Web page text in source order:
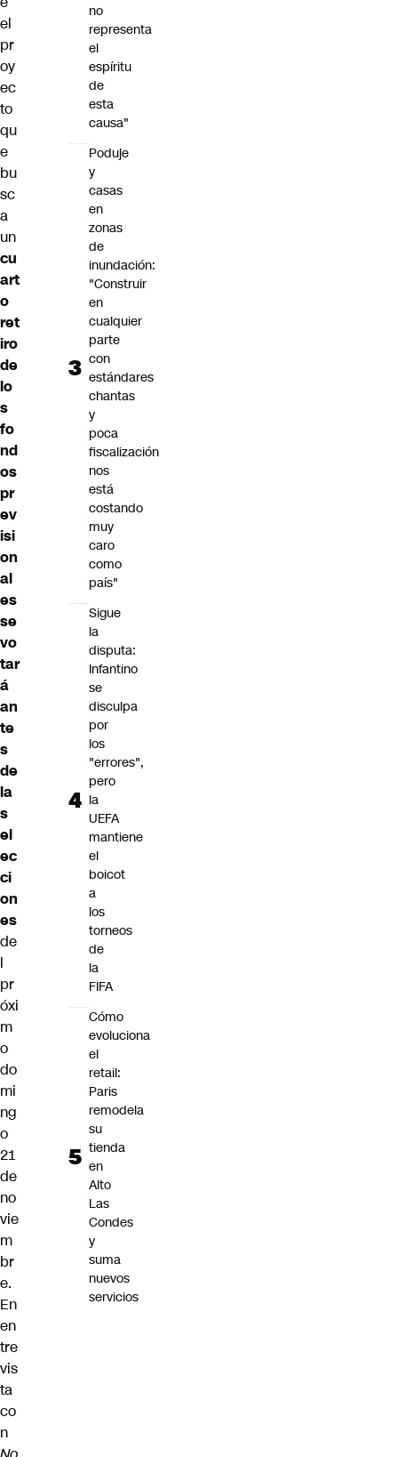
el
pr
oy
ec
to
qu
e
bu
sc
a
un
cu
art
o
ret
iro
de
lo
s
fo
nd
os
pr
ev
isi
on
al
es
se
vo
tar
á
an
te
s
de
la
s
el
ec
ci
on
es
de
l
pr
óxi
m
o
do
mi
ng
o
21
de
no
vie
m
br
e.
En
en
tre
vis
ta
co
n
no
representa
el
espíritu
de
esta
causa"
Poduje
y
casas
en
zonas
de
inundación:
"Construir
en
cualquier
parte
con
estándares
chantas
y
poca
fiscalización
nos
está
costando
muy
caro
como
país"
Sigue
la
disputa:
Infantino
se
disculpa
por
los
"errores",
pero
la
UEFA
mantiene
el
boicot
a
los
torneos
de
la
FIFA
Cómo
evoluciona
el
retail:
Paris
remodela
su
tienda
en
Alto
Las
Condes
y
suma
nuevos
servicios